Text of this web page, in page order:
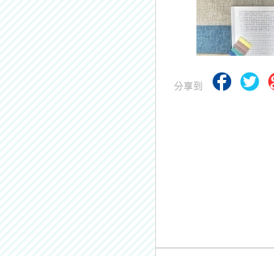
【最新】錦囊函
【NEW】加入◆